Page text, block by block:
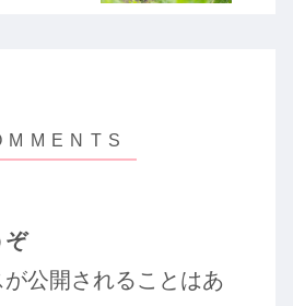
ぞ
公開されることはあ